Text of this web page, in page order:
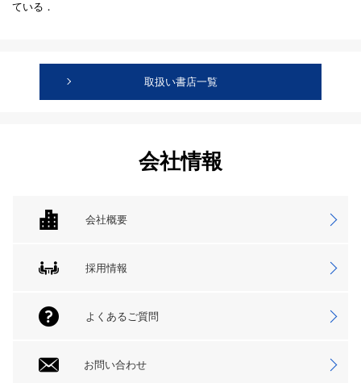
ている．
取扱い書店一覧
会社情報
会社概要
採用情報
よくあるご質問
お問い合わせ